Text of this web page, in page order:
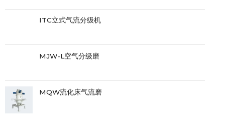
ITC立式气流分级机
MJW-L空气分级磨
MQW流化床气流磨